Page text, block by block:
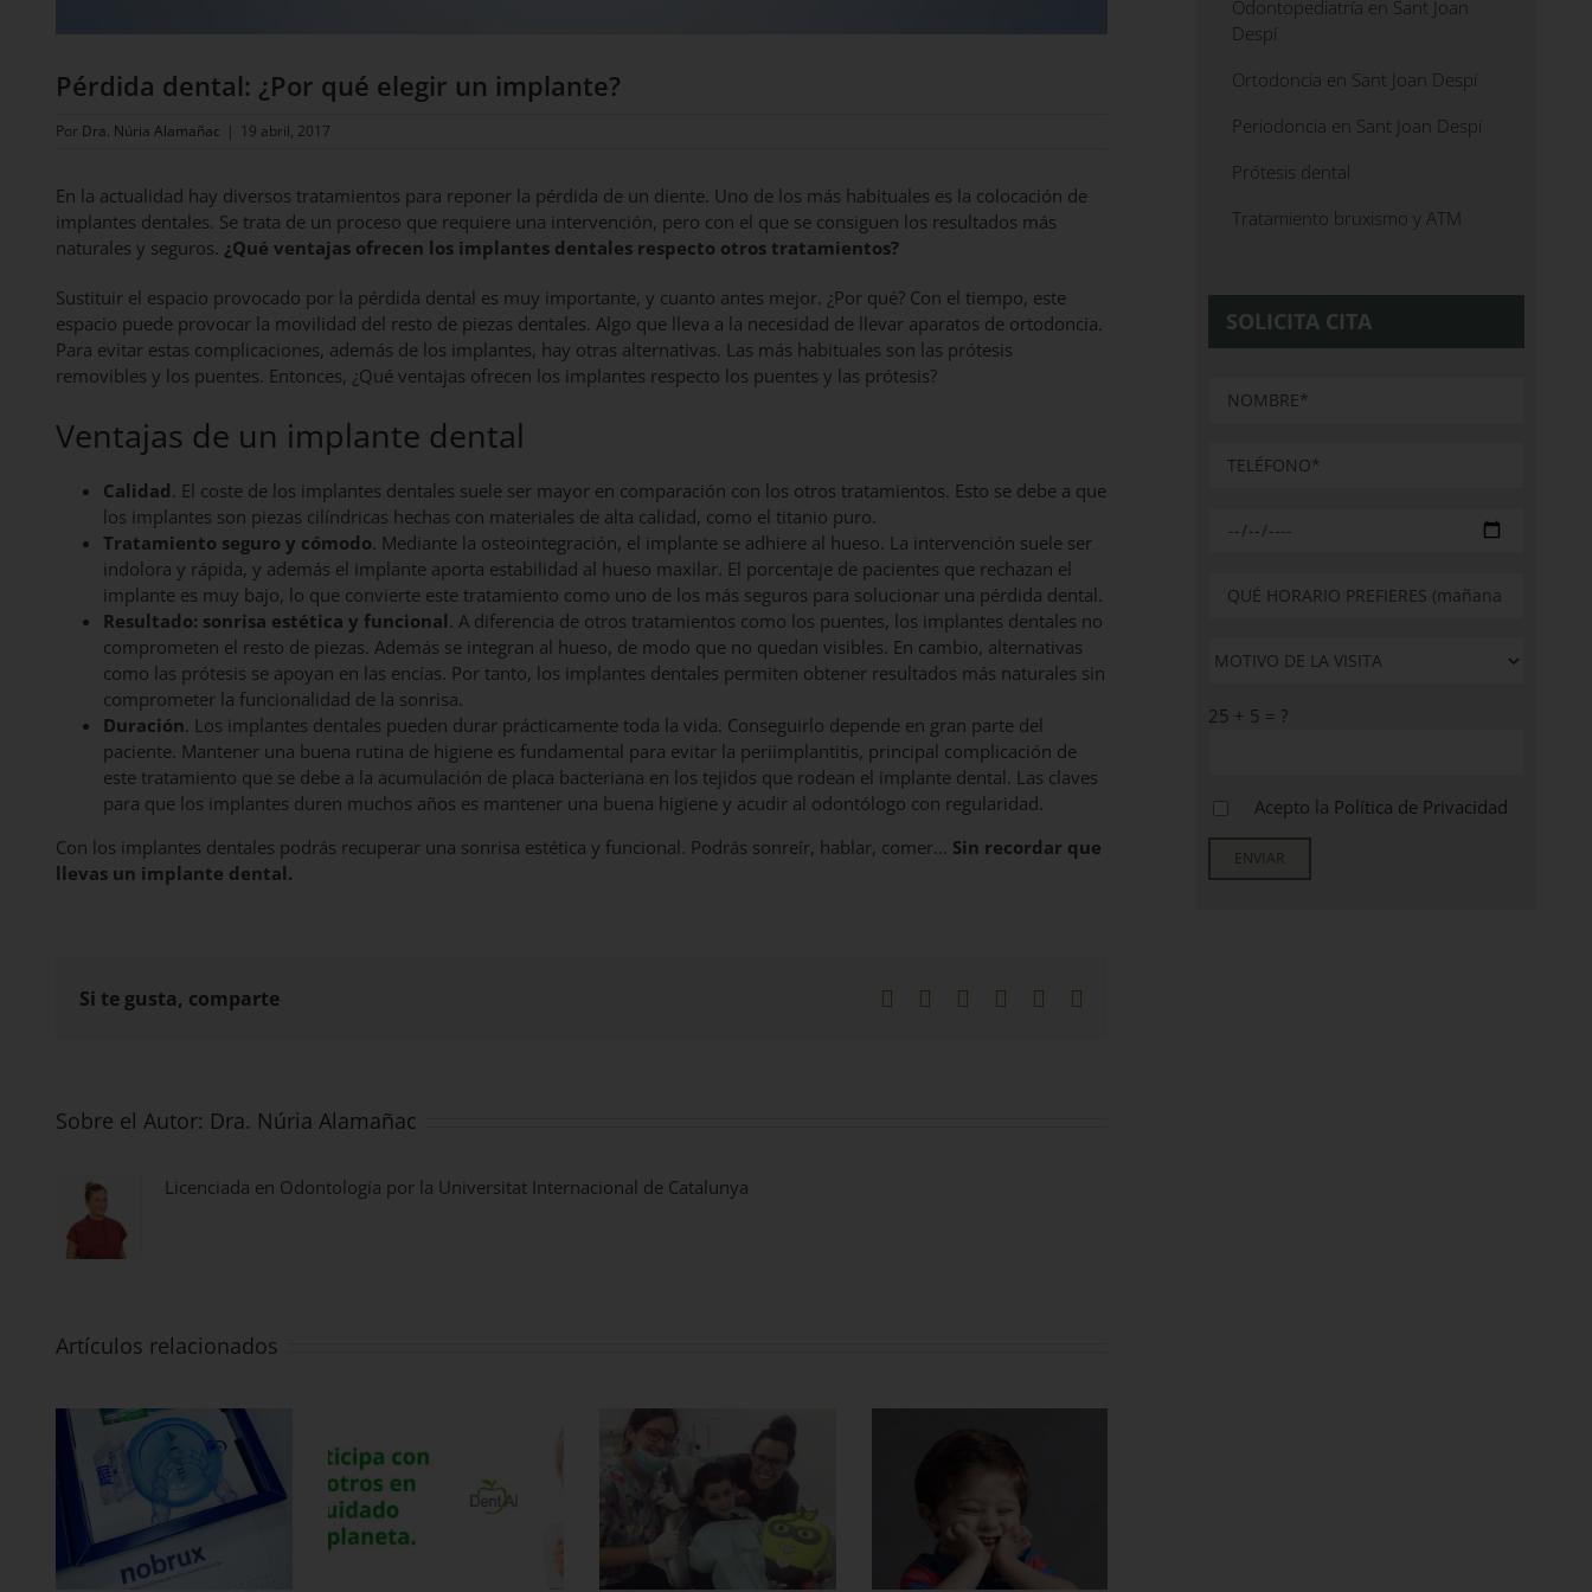
Pérdida dental: ¿Por qué elegir un implante?
Por Dra. Núria Alamañac | 19 abril, 2017
En la actualidad hay diversos tratamientos para reponer la pérdida de un diente. Uno de los más habituales es la colocación de
implantes dentales. Se trata de un proceso que requiere una intervención, pero con el que se consiguen los resultados más
naturales y seguros. ¿Qué ventajas ofrecen los implantes dentales respecto otros tratamientos?
Sustituir el espacio provocado por la pérdida dental es muy importante, y cuanto antes mejor. ¿Por qué? Con el tiempo, este
espacio puede provocar la movilidad del resto de piezas dentales. Algo que lleva a la necesidad de llevar aparatos de ortodoncia.
Para evitar estas complicaciones, además de los implantes, hay otras alternativas. Las más habituales son las prótesis
removibles y los puentes. Entonces, ¿Qué ventajas ofrecen los implantes respecto los puentes y las prótesis?
Ventajas de un implante dental
Calidad. El coste de los implantes dentales suele ser mayor en comparación con los otros tratamientos. Esto se debe a que
los implantes son piezas cilíndricas hechas con materiales de alta calidad, como el titanio puro.
Tratamiento seguro y cómodo. Mediante la osteointegración, el implante se adhiere al hueso. La intervención suele ser
indolora y rápida, y además el implante aporta estabilidad al hueso maxilar. El porcentaje de pacientes que rechazan el
implante es muy bajo, lo que convierte este tratamiento como uno de los más seguros para solucionar una pérdida dental.
Resultado: sonrisa estética y funcional. A diferencia de otros tratamientos como los puentes, los implantes dentales no
comprometen el resto de piezas. Además se integran al hueso, de modo que no quedan visibles. En cambio, alternativas
como las prótesis se apoyan en las encías. Por tanto, los implantes dentales permiten obtener resultados más naturales sin
comprometer la funcionalidad de la sonrisa.
Duración. Los implantes dentales pueden durar prácticamente toda la vida. Conseguirlo depende en gran parte del
paciente. Mantener una buena rutina de higiene es fundamental para evitar la periimplantitis, principal complicación de
este tratamiento que se debe a la acumulación de placa bacteriana en los tejidos que rodean el implante dental. Las claves
para que los implantes duren muchos años es mantener una buena higiene y acudir al odontólogo con regularidad.
Con los implantes dentales podrás recuperar una sonrisa estética y funcional. Podrás sonreír, hablar, comer… Sin recordar que
llevas un implante dental.
Si te gusta, comparte Facebook LinkedInWhatsApp
Pinterest
Sobre el Autor: Dra. Núria Alamañac
Licenciada en Odontología por la Universitat Internacional de Catalunya
Artículos relacionados
Odontopediatría en Sant Joan
Despí
Ortodoncia en Sant Joan Despí
Periodoncia en Sant Joan Despí
Prótesis dental
Tratamiento bruxismo y ATM
SOLICITA CITA
25 + 5 = ?
Acepto la Política de Privacidad